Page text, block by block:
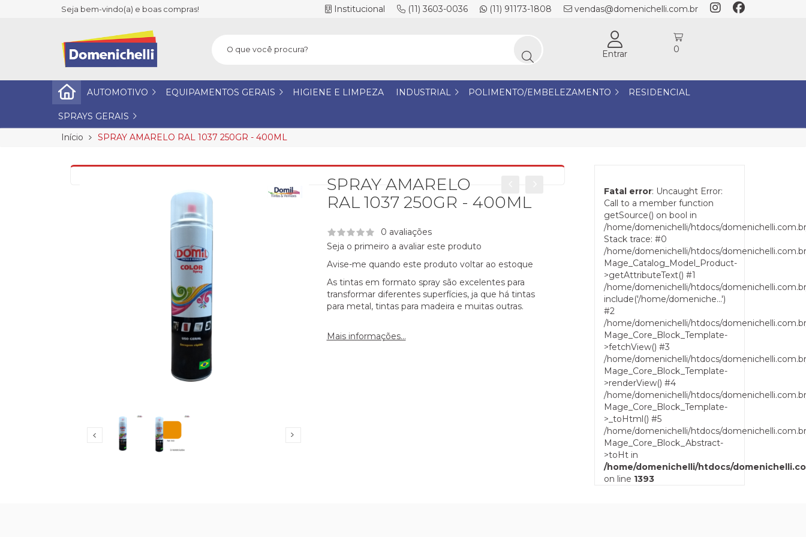
Seja bem-vindo(a) e boas compras! Institucional (11) 3603-0036 (11) 91173-1808 vendas@domenichelli.com.br
Entrar 0
AUTOMOTIVO EQUIPAMENTOS GERAIS HIGIENE E LIMPEZA INDUSTRIAL POLIMENTO/EMBELEZAMENTO RESIDENCIAL
SPRAYS GERAIS
Início
SPRAY AMARELO RAL 1037 250GR - 400ML
SPRAY AMARELO
RAL 1037 250GR - 400ML
0 avaliações
Seja o primeiro a avaliar este produto
Avise-me quando este produto voltar ao estoque
As tintas em formato spray são excelentes para
transformar diferentes superfícies, ja que há tintas
para metal, tintas para madeira e muitas outras.
Mais informações...
Fatal error: Uncaught Error:
Call to a member function
getSource() on bool in
/home/domenichelli/htdocs/
Stack trace: #0
/home/domenichelli/htdocs/
Mage_Catalog_Model_Product-
>getAttributeText() #1
/home/domenichelli/htdocs/
include('/home/domeniche...')
#2
/home/domenichelli/htdocs/
Mage_Core_Block_Template-
>fetchView() #3
/home/domenichelli/htdocs/
Mage_Core_Block_Template-
>renderView() #4
/home/domenichelli/htdocs/
Mage_Core_Block_Template-
>_toHtml() #5
/home/domenichelli/htdocs/
Mage_Core_Block_Abstract-
>toHt in
/home/domenichelli/htdocs/
on line 1393